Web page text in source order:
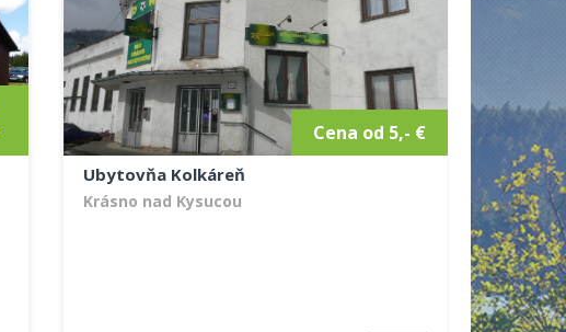
Cena od 5,- €
Ubytovňa Kolkáreň
Krásno nad Kysucou